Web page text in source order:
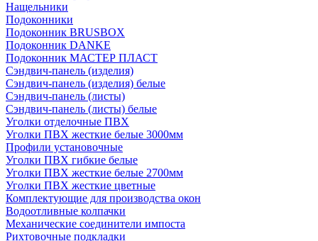
Нащельники
Подоконники
Подоконник BRUSBOX
Подоконник DANKE
Подоконник МАСТЕР ПЛАСТ
Сэндвич-панель (изделия)
Сэндвич-панель (изделия) белые
Сэндвич-панель (листы)
Сэндвич-панель (листы) белые
Уголки отделочные ПВХ
Уголки ПВХ жесткие белые 3000мм
Профили установочные
Уголки ПВХ гибкие белые
Уголки ПВХ жесткие белые 2700мм
Уголки ПВХ жесткие цветные
Комплектующие для производства окон
Водоотливные колпачки
Механические соединители импоста
Рихтовочные подкладки